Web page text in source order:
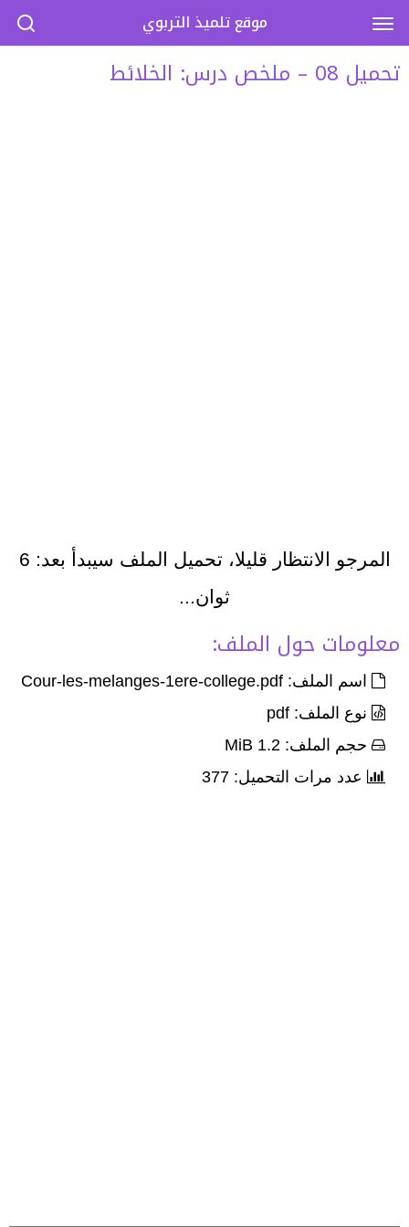
تحميل 08 – ملخص درس: الخلائط
المرجو الانتظار قليلا، تحميل الملف سيبدأ بعد: 6
ثوان...
معلومات حول الملف:
اسم الملف: Cour-les-melanges-1ere-college.pdf
نوع الملف: pdf
حجم الملف: 1.2 MiB
عدد مرات التحميل: 377
موقع تلميذ التربوي